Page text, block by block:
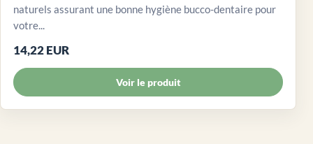
naturels assurant une bonne hygiène bucco-dentaire pour
votre...
14,22 EUR
Voir le produit